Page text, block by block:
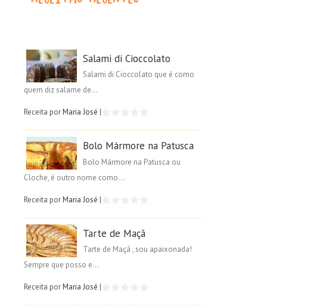
Salami di Cioccolato
Salami di Cioccolato que é como
quem diz salame de...
Receita porMaria José |
Bolo Mármore na Patusca
Bolo Mármore na Patusca ou
Cloche, é outro nome como...
Receita porMaria José |
Tarte de Maçã
Tarte de Maçã , sou apaixonada!
Sempre que posso e...
Receita porMaria José |